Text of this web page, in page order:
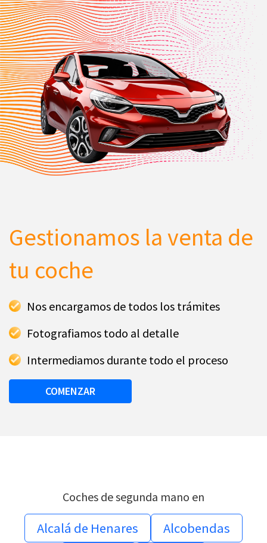
Gestionamos la venta de
tu coche
Nos encargamos de todos los trámites
Fotografiamos todo al detalle
Intermediamos durante todo el proceso
COMENZAR
Coches de segunda mano en
Alcalá de Henares
Alcobendas